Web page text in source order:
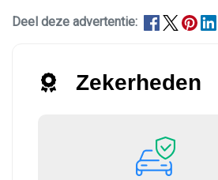
Deel deze advertentie:
Zekerheden